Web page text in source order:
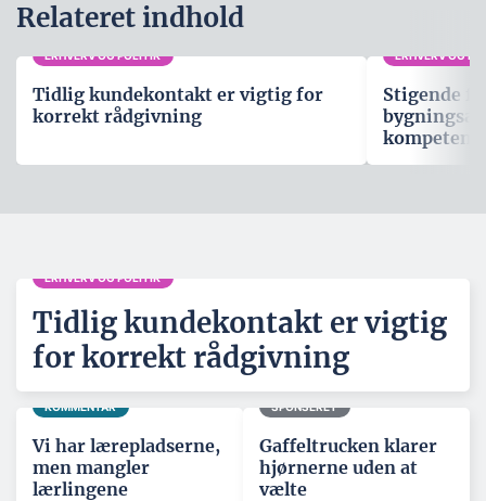
Relateret indhold
ERHVERV OG POLITIK
Tidlig kundekontakt er vigtig for
korrekt rådgivning
ERHVERV OG
Stigende
ERHVERV OG POLITIK
Tidlig kundekontakt er vigtig
for korrekt rådgivning
KOMMENTAR
Vi har lærepladserne,
men mangler
lærlingene
SPONSERET
Gaffeltrucken klarer
hjørnerne uden at
vælte